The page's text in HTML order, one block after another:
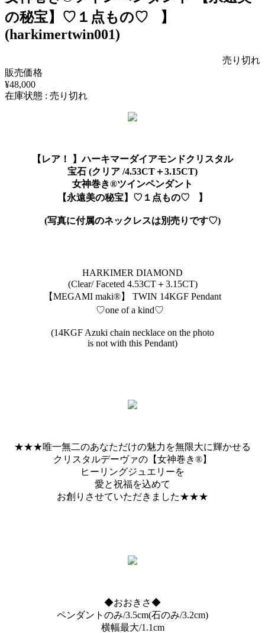
の秘宝】♡１点もの♡ 】
(harkimertwin001)
売り切れ
販売価格
¥48,000
在庫状態 : 売り切れ
【レア！ 】ハーキマーダイアモンドクリスタル
宝石 (クリア /4.53CT＋3.15CT)
女神巻き®ツインペンダント
【永遠美の秘宝】♡１点もの♡ 】
(写真に付属のネックレスは別売りです♡)
HARKIMER DIAMOND
(Clear/ Faceted 4.53CT＋3.15CT)
【MEGAMI maki®︎】 TWIN 14KGF Pendant
♡one of a kind♡
(14KGF Azuki chain necklace on the photo
is not with this Pendant)
★★★唯一無二のあなただけの魅力を無限大に輝かせる
クリスタルデーヴァの【女神巻き®】
ヒーリングジュエリーを
愛と祝福を込めて
お創りさせていただきました★★★
◆おおきさ◆
ペンダントのみ/3.5cm(石のみ/3.2cm)
横幅最大/1.1cm